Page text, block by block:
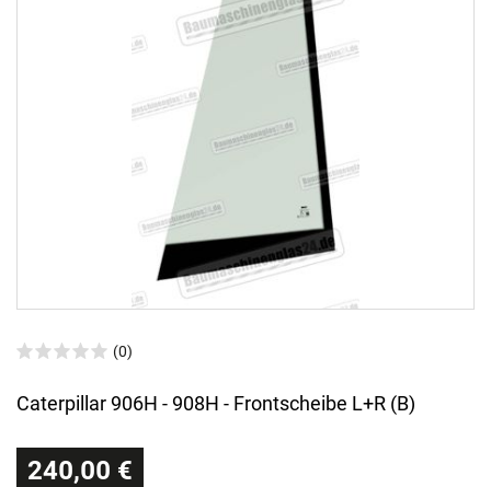
(0)
Caterpillar 906H - 908H - Frontscheibe L+R (B)
240,00 €